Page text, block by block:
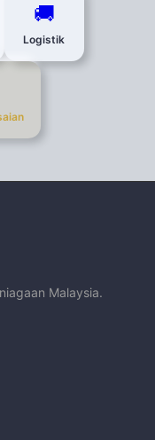
🚚
Logistik
Malaysia.